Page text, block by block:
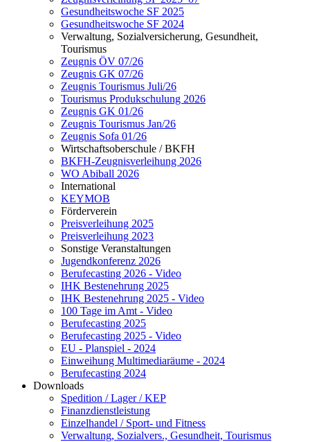
Gesundheitswoche SF 2025
Gesundheitswoche SF 2024
Verwaltung, Sozialversicherung, Gesundheit,
Tourismus
Zeugnis ÖV 07/26
Zeugnis GK 07/26
Zeugnis Tourismus Juli/26
Tourismus Produkschulung 2026
Zeugnis GK 01/26
Zeugnis Tourismus Jan/26
Zeugnis Sofa 01/26
Wirtschaftsoberschule / BKFH
BKFH-Zeugnisverleihung 2026
WO Abiball 2026
International
KEYMOB
Förderverein
Preisverleihung 2025
Preisverleihung 2023
Sonstige Veranstaltungen
Jugendkonferenz 2026
Berufecasting 2026 - Video
IHK Bestenehrung 2025
IHK Bestenehrung 2025 - Video
100 Tage im Amt - Video
Berufecasting 2025
Berufecasting 2025 - Video
EU - Planspiel - 2024
Einweihung Multimediaräume - 2024
Berufecasting 2024
Downloads
Spedition / Lager / KEP
Finanzdienstleistung
Einzelhandel / Sport- und Fitness
Verwaltung, Sozialvers., Gesundheit, Tourismus